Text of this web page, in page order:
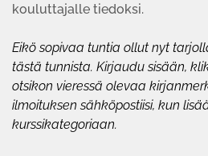
kouluttajalle tiedoksi.
Eikö sopivaa tuntia ollut nyt
tästä tunnista. Kirjaudu sisään,
otsikon vieressä olevaa
ilmoituksen sähköpostiisi, kun
kurssikategoriaan.